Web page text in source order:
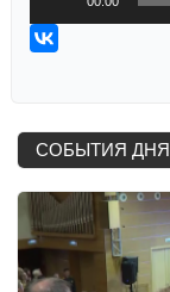
СОБЫТИЯ ДНЯ